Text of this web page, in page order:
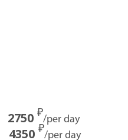
2750 ₽
/per day
4350 ₽
/per day